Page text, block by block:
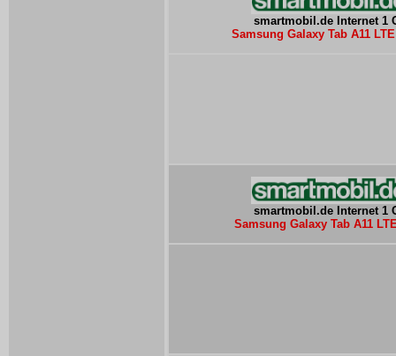
smartmobil.de Internet 1
Samsung Galaxy Tab A11
smartmobil.de Internet 1
Samsung Galaxy Tab A11